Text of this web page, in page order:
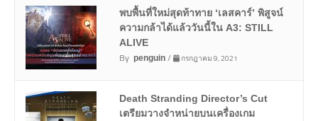
พบพื้นที่ใหม่สุดท้าทาย ‘เลสคาร์’ พิสูจน์
ความกล้าได้แล้ววันนี้ใน A3: STILL
ALIVE
By penguin/ กรกฎาคม 9, 2021
Death Stranding Director’s Cut
เตรียมวางจำหน่ายบนเครื่องเกม